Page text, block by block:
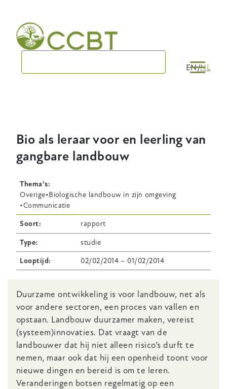
main
navigation
EN NL
Bio als leraar voor en leerling van
gangbare landbouw
Thema’s
Overige Biologische landbouw in zijn omgeving
Communicatie
Soort rapport
Type studie
Looptijd 02/02/2014 – 01/02/2014
Body
Duurzame ontwikkeling is voor landbouw, net als
voor andere sectoren, een proces van vallen en
opstaan. Landbouw duurzamer maken, vereist
(systeem)innovaties. Dat vraagt van de
landbouwer dat hij niet alleen risico’s durft te
nemen, maar ook dat hij een openheid toont voor
nieuwe dingen en bereid is om te leren.
Veranderingen botsen regelmatig op een